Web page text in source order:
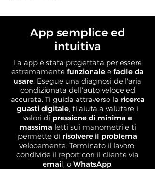
App semplice ed
intuitiva
La app è stata progettata per essere
estremamente funzionale e facile da
usare. Esegue una diagnosi dell'aria
condizionata dell'auto veloce ed
accurata. Ti guida attraverso la ricerca
guasti digitale, ti aiuta a valutare i
valori di pressione di minima e
massima letti sui manometri e ti
permette di risolvere il problema
velocemente. Terminato il lavoro,
condivide il report con il cliente via
email, o WhatsApp.